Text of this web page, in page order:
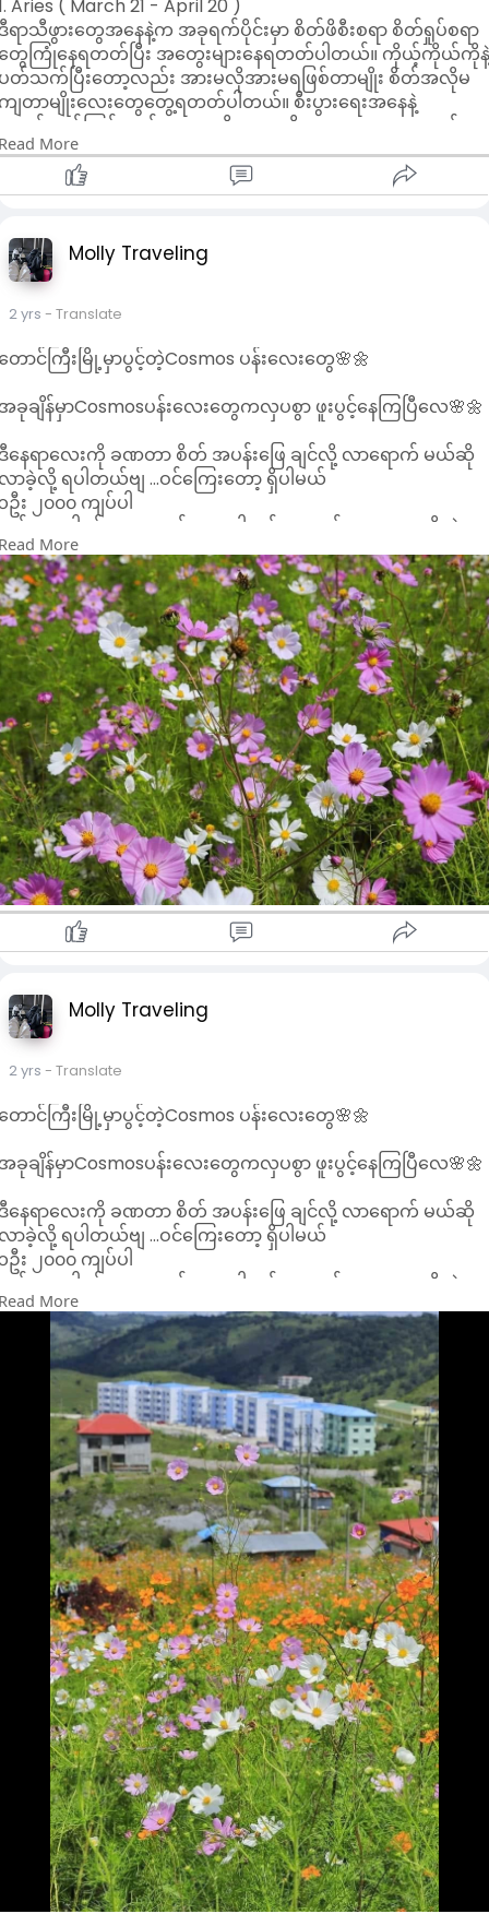
2.Taurus ( April 21 - May 20 )
ဒီရာသီဖွားတွေအနေနဲ့ အခုလက်တလောမှာ စိတ်မြန်
လက်မြန်လုပ်နေတတ်တာများပါလိမ့်မယ်။ တစ်ခုခု
အတွက် ကြိုစားရတဲ့အခါမျိုးမှာလည်း အရှိန်အဟုန်နဲ့
အနေနဲ့ ရွေးချယ်စရာတွေ ဆုံးဖြတ်ချက်ချရမှာမျိုး
တွေကြုံရနိုင်ပြီး အလုပ်နဲ့ပတ်သက်ပြီး တွေဝေနေ
ကောင်းမွန်ပြီး လမ်းပြကောင်းတွေ့ရပါလိမ့်မယ်။
ကျန်းမာရေးက ခန္ဓာကိုယ်အောက်ပိုင်းကိုပိုပြီး
သင့်အတင့်ဖြစ်ပြီး မျှော်လင့်ချက်တော့ အများကြီးမ
ဒီရာသီဖွားတွေအနေနဲ့ ယခုရက်ပိုင်းမှာစိတ်ထဲမွန်း
လည်းရှိပါလိမ့်မယ်။ ရည်မှန်းချက်တွေကို အပြောသာ
ရှိပြီး အလုပ်မပါသလိုဖြစ်နေတတ်ပါတယ်။ စီးပွါးရေး
အနေနဲ့ မိသားစုလုပ်ငန်းတွေအမွေတွေ မိမိရဲ့
အသိုင်းအဝိုင်းနဲ့ပတ်သက်ပြီး ငွေကြေးနဲ့ဆက်စပ်
ရတတ်ပါတယ်။ ပညာရေးကတော့ ကောင်းမွန်နေပြီး
စိတ်အပြောင်းအလဲမြန်တာလေးကိုတော့ သတိထားဖို့
လိုပါလိမ့်မယ်။ နှလုံးသားရေးရာမှာ အမျိုးသမီးများ
သတိထားရပါမယ်။ အဆင်မပြေ စကားများရတာ
မျိုးရှိတတ်ပါတယ်။
4.Cancer ( June 21 - July 22 )
ဒီရာသီဖွားတွေအနေနဲ့ အခုရက်ပိုင်းမှာ သတင်းထူး
တစ်ခုခုကြားရတတ်ပါတယ်။ လက်ရှိအခြေအနေနဲ့ မ
တူညီတဲ့ အတွေးအမြင်အသစ်တွေရလာနိုင်တာလည်း
တွေ့ရပါတယ်။ တစ်ဖက်မှာတော့ အလုပ်အကိုင်ပိုင်းမှာ
ပျင်းရိနေတတ်ပြီး စိတ်အတက်အကျမြန်နေတတ်ပါ
တယ်။ စီးပွါးရေးအနေနဲ့ အဆင်ပြေပြေရှိနေပြီး
ကြိုးစားရင်ကြိုးစားသလောက် အရာထင်ပါလိမ့်မယ်။
လုပ်နေတဲ့အလုပ်အကိုင်နဲ့လည်း သင့်တင့်မျှတမှုရှိပါ
လိမ့်မယ်။ ပညာရေးမှာ နိုင်ငံခြားကံကောင်းနေတတ်
ပေမယ့် ကိုယ်တိုင်ကကြိုးစားအားထုတ်မှုစိုက်ထုတ်ဖို့
တော့လိုပါလိမ့်မယ်။ ကျန်းမာရေးလည်း အသင့်အတ
မယ်။ နှလုံးသားရေးမှာတော့ နောင်တရစရာ၊
ပြုမူမိတတ်လို့ သတိထားစေချင်ပါတယ်။
5.Leo ( July 23 - August 22 )
ဒီရာသီဖွားတွေအနေနဲ့ အခုရက်ပိုင်းမှာပုံမှန်ထပ်ပိုပြီး
စိတ်ပင်ပန်းလူပင်ပန်းဖြစ်နေတတ်ပါတယ်။ အလုပ်မှာ
လည်း လိုတာထပ်ပိုပြီး အားစိုက်မိပြီး စိတ်ဖိစီးမှုများ
နေတတ်ပါတယ်။ စီးပွါးရေးနဲ့ ငွေကြေးမှာတော့
အဆင်ပြေပြေရှိနေပြီး အားထုတ်ရကျိုးနပ်ပါလိမ့်
မယ်။ ပညာရေးကံလည်းအထူးကောင်းမွန်နေပြီး
လိမ့်မယ်။ ကျန်းမာရေးကတော့ ကိုယ်လက်နာကျင်
တာတွေ ခြေထောက်နဲ့ အဆစ်အမြစ်တွေကို
သတိထားရပါမယ်။ နှလုံးသားရေးရာမှာတော့ ကိုယ်
ကလိုတာထပ်ပိုကောင်းပေးတဲ့အခါ အနိုင်ယူခြင်းခံ
ရတတ်တဲ့သဘောလေးတွေ့ရတာမို့ ဘက်ညီအောင်
ညှိနှိုင်းဖို့ သတိပေးချင်ပါတယ်။
6.Virgo ( August 23 - September 22 )
ဒီရာသီဖွားတွေအနေနဲ့ လက်တလောမှာ မိမိ
သဘောကျတဲ့သူ သို့မဟုတ် မိမိချစ်ခင်ရတဲ့လူတွေနဲ့
အဆင်ပြေပြေရှိချင်တဲ့ သဘောလေးတွေ့ရပါတယ်။
တစ်ဖက်မှာလည်း အဆင်မပြေတဲ့သူတွေနဲ့ မနာလိုသူ
တွေပေါနေတာတွေ့ရပါတယ်။ စီးပွါးရေးနဲ့ငွေကြေးက
အသင့်အတင့်ရှိနေပေမယ့် ပူလောင်ရတဲ့သဘောလေး
ပါနေတဲ့အတွက် ပင်ပန်းပြီး စိတ်ရှုပ်ရတာလေးတွေရှိ
နိုင်ပါတယ်။ ဆုံးဖြတ်ချက်ကချစရာလေးတွေပေါ်လာ
တဲ့အခါ တိကျပြတ်သားဖို့လိုအပ်ပြီး ရင်းနှီးမြှပ်နှံမှု
တွေကိုလည်း သတိပြုရပါမယ်။ ပညာရေးမှာ တစ်ဆ
င့်ချင်းကြိုးစားရမယ့် သဘောလေးတွေ့တာမို့ စိတ်မ
လောဖို့ ပြောချင်ပါတယ်။ ကျန်းမာရေးကိုတော့ ခါး
အပေါ်ပိုင်းတွေကိုပိုသတိထားရပါမယ်။ နှလုံးသား
ရေးရာမှာတော့ အထီးကျန်သလိုခံစားနေရတတ်ပြီး
လက်ရှိလက်တွဲဖော်ရှိသူတွေအတွက်တော့ စိတ်ပိုင်း
ဆိုင်ရာအတွေးများနေတတ်လို့ နှစ်ဦးနှစ်ဖက်
နားလည်မှုရှိဖို့လိုပါလိမ့်မယ်။
Aries ( March 21 - April 20 )
ရာသီဖွားတွေအနေနဲ့က အခုရက်ပိုင်းမှာ စိတ်ဖိစီးစရာ စိတ်ရှုပ်စရာ
ေကြုံနေရတတ်ပြီး အတွေးများနေရတတ်ပါတယ်။ ကိုယ့်ကိုယ်ကို
တ်သက်ပြီးတော့လည်း အားမလိုအားမရဖြစ်တာမျိုး စိတ်အလိုမ
ျတာမျိုးလေးတွေတွေ့ရတတ်ပါတယ်။ စီးပွားရေးအနေနဲ့
နည်းငယ်ကြပ်တည်းနေတာမျိုး ရစရာရှိတာလေးတွေက နှောင့်နှေး
ေတာမျိုး လုပ်ရင်လုပ်သလောက်မရတာမျိုးအခက်အခဲလေးတွေ
ြုံရတတ်ပေမယ့် ဖြေးဖြေးချင်းနဲ့မှပြေလည်လာနိုင်တာလေးကိုတွ
ပါတယ်။ ပညာရေးမှာ လမ်းပျောက်နေတာတွေခက်ခဲနေတာတွေရှိ
မယ်။ ကျန်းမာရေးအတွက် မတော်တဆထိခိုက်မိတာမျိုး ခြေလက်
ာကျင်ရတာမျိုးသတိထားရပါမယ်။ နှလုံးသားရေးရာမှာတော့ လက်
လော ကံခေနေတတ်ပါတယ်။
( April 21 - May 20 )
ရာသီဖွားတွေအနေနဲ့ အခုလက်တလောမှာ စိတ်မြန်လက်မြန်လုပ်နေ
တ်တာများပါလိမ့်မယ်။ တစ်ခုခုအတွက် ကြိုစားရတဲ့အခါမျိုးမှာ
ည်း အရှိန်အဟုန်နဲ့ ကြိုးစားကြတဲ့သဘောကိုတွေ့ရပါတယ်။ စီးပွါး
ေးအနေနဲ့ ရွေးချယ်စရာတွေ ဆုံးဖြတ်ချက်ချရမှာမျိုးတွေကြုံရနိုင်
ြီး အလုပ်နဲ့ပတ်သက်ပြီး တွေဝေနေတတ်ပါတယ်။ ပညာရေး
တော့ အသင့်အတင့်ကောင်းမွန်ပြီး လမ်းပြကောင်းတွေ့ရပါလိမ့်
ယ်။ ကျန်းမာရေးက ခန္ဓာကိုယ်အောက်ပိုင်းကိုပိုပြီး သတိပြုစေချင်
ါတယ်။ နှလုံးသားရေးရာကတော့ အသင့်အတင့်ဖြစ်ပြီး မျှော်လင့်
ျက်တော့ အများကြီးမထားဖို့ အကြံပေးချင်ပါတယ်။
( May 21 - June 20 )
ရာသီဖွားတွေအနေနဲ့ ယခုရက်ပိုင်းမှာစိတ်ထဲမွန်းကြပ်နေကြပြီး လု
လုပ်ရာလုပ်နေတဲ့သူအနည်းငယ်လည်းရှိပါလိမ့်မယ်။ ရည်မှန်းချက်
ေကို အပြောသာရှိပြီး အလုပ်မပါသလိုဖြစ်နေတတ်ပါတယ်။ စီးပွါး
ေးအနေနဲ့ မိသားစုလုပ်ငန်းတွေအမွေတွေ မိမိရဲ့အသိုင်းအဝိုင်းနဲ့
တ်သက်ပြီး ငွေကြေးနဲ့ဆက်စပ်ရတတ်ပါတယ်။ ပညာရေးကတော့
ောင်းမွန်နေပြီး စိတ်အပြောင်းအလဲမြန်တာလေးကိုတော့ သတိထာ
လိုပါလိမ့်မယ်။ နှလုံးသားရေးရာမှာ အမျိုးသမီးများ သတိထားရပါ
ယ်။ အဆင်မပြေ စကားများရတာမျိုးရှိတတ်ပါတယ်။
( June 21 - July 22 )
ရာသီဖွားတွေအနေနဲ့ အခုရက်ပိုင်းမှာ သတင်းထူးတစ်ခုခုကြား
တတ်ပါတယ်။ လက်ရှိအခြေအနေနဲ့ မတူညီတဲ့ အတွေးအမြင်
သစ်တွေရလာနိုင်တာလည်းတွေ့ရပါတယ်။ တစ်ဖက်မှာတော့
လုပ်အကိုင်ပိုင်းမှာ ပျင်းရိနေတတ်ပြီး စိတ်အတက်အကျမြန်နေ
ြိုးစားသလောက် အရာထင်ပါလိမ့်မယ်။ လုပ်နေတဲ့အလုပ်အကိုင်နဲ့
ည်း သင့်တင့်မျှတမှုရှိပါလိမ့်မယ်။ ပညာရေးမှာ နိုင်ငံခြား
ကောင်းနေတတ်ပေမယ့် ကိုယ်တိုင်ကကြိုးစားအားထုတ်မှု
က်ထုတ်ဖို့တော့လိုပါလိမ့်မယ်။ ကျန်းမာရေးလည်း အသင့်အတင့်ရှိ
ေပြီး ရောဂါအခံရှိရင်တော့ သတိထားဖို့လိုပါမယ်။ နှလုံးသားရေးမှာ
ော့ နောင်တရစရာ၊ လွမ်းဆွတ်စရာတွေကြုံလာရတတ်ပြီး လက်ရှိ
ဆင်ပြေတဲ့သူတွေအနေနဲ့လည်း စိတ်မြန်လက်မြန်ပြုမူမိတတ်လို့
တိထားစေချင်ပါတယ်။
( July 23 - August 22 )
ရာသီဖွားတွေအနေနဲ့ အခုရက်ပိုင်းမှာပုံမှန်ထပ်ပိုပြီး စိတ်ပင်ပန်းလူ
င်ပန်းဖြစ်နေတတ်ပါတယ်။ အလုပ်မှာလည်း လိုတာထပ်ပိုပြီး
ားစိုက်မိပြီး စိတ်ဖိစီးမှုများနေတတ်ပါတယ်။ စီးပွါးရေးနဲ့ ငွေကြေး
ာတော့ အဆင်ပြေပြေရှိနေပြီး အားထုတ်ရကျိုးနပ်ပါလိမ့်မယ်။
ညာရေးကံလည်းအထူးကောင်းမွန်နေပြီး သေချာအားစိုက်ပါက မိမိ
းတည်ရာကိုရောက်ရှိနိုင်ပါလိမ့်မယ်။ ကျန်းမာရေးကတော့ ကိုယ်
က်နာကျင်တာတွေ ခြေထောက်နဲ့ အဆစ်အမြစ်တွေကို သတိထားရ
ါမယ်။ နှလုံးသားရေးရာမှာတော့ ကိုယ်ကလိုတာထပ်ပိုကောင်းပေး
အခါ အနိုင်ယူခြင်းခံရတတ်တဲ့သဘောလေးတွေ့ရတာမို့ ဘက်ညီ
ောင်ညှိနှိုင်းဖို့ သတိပေးချင်ပါတယ်။
( August 23 - September 22 )
ရာသီဖွားတွေအနေနဲ့ လက်တလောမှာ မိမိသဘောကျတဲ့သူ
မဟုတ် မိမိချစ်ခင်ရတဲ့လူတွေနဲ့ အဆင်ပြေပြေရှိချင်တဲ့ သဘော
ေးတွေ့ရပါတယ်။ တစ်ဖက်မှာလည်း အဆင်မပြေတဲ့သူတွေနဲ့ မ
ာလိုသူတွေပေါနေတာတွေ့ရပါတယ်။ စီးပွါးရေးနဲ့ငွေကြေးက အသင့်
တင့်ရှိနေပေမယ့် ပူလောင်ရတဲ့သဘောလေးပါနေတဲ့အတွက်
င်ပန်းပြီး စိတ်ရှုပ်ရတာလေးတွေရှိနိုင်ပါတယ်။ ဆုံးဖြတ်ချက်ကချ
ရာလေးတွေပေါ်လာတဲ့အခါ တိကျပြတ်သားဖို့လိုအပ်ပြီး ရင်းနှီးမြှပ်
မှုတွေကိုလည်း သတိပြုရပါမယ်။ ပညာရေးမှာ တစ်ဆင့်ချင်း
ြိုးစားရမယ့် သဘောလေးတွေ့တာမို့ စိတ်မလောဖို့ ပြောချင်ပါ
ယ်။ ကျန်းမာရေးကိုတော့ ခါးအပေါ်ပိုင်းတွေကိုပိုသတိထားရပါ
ယ်။ နှလုံးသားရေးရာမှာတော့ အထီးကျန်သလိုခံစားနေရတတ်ပြီး
က်ရှိလက်တွဲဖော်ရှိသူတွေအတွက်တော့ စိတ်ပိုင်းဆိုင်ရာအတွေး
ျားနေတတ်လို့ နှစ်ဦးနှစ်ဖက်နားလည်မှုရှိဖို့လိုပါလိမ့်မယ်။
More
Molly Traveling
2 yrs - Translate
ောင်ကြီးမြို့မှာပွင့်တဲ့Cosmos ပန်းလေးတွေ🌸🌼
ခုချိန်မှာCosmosပန်းလေးတွေကလှပစွာ ဖူးပွင့်နေကြပြီလေ🌸🌼
နေရာလေးကို ခဏတာ စိတ် အပန်းဖြေ ချင်လို့ လာရောက် မယ်ဆို
ာခဲ့လို့ ရပါတယ်ဗျ ...ဝင်ကြေးတော့ ရှိပါမယ်
ဦး ၂၀၀၀ ကျပ်ပါ
င်မရာ ပါရင် ၅၀၀၀ ထပ်ပေးရပါမယ် ...ရောက်ဖူးသူ တွေ သိတဲ့
ေရာလေးပါ
လမ်းညွှန် ..စောစီ သံလမ်း ဂိတ်မှ ကား ၊ဆိုင်ကယ် တက်လို့ရပါ
ယ်
ေမောင်းတောင် ဘုန်းကြီးကျောင်း ဝန်းဖြတ် ဆင်းလာရင် ပန်းခင်း
လှ တွေ့ပါပြီ ဆိုင်ကယ်🛵🏍️ သီးသန့် တောင်ကြီး ဘူတာ ရှေ့က
က်ရင် ရပါတယ်ဗျ
More
Molly Traveling
2 yrs - Translate
ောင်ကြီးမြို့မှာပွင့်တဲ့Cosmos ပန်းလေးတွေ🌸🌼
ခုချိန်မှာCosmosပန်းလေးတွေကလှပစွာ ဖူးပွင့်နေကြပြီလေ🌸🌼
နေရာလေးကို ခဏတာ စိတ် အပန်းဖြေ ချင်လို့ လာရောက် မယ်ဆို
ာခဲ့လို့ ရပါတယ်ဗျ ...ဝင်ကြေးတော့ ရှိပါမယ်
ဦး ၂၀၀၀ ကျပ်ပါ
င်မရာ ပါရင် ၅၀၀၀ ထပ်ပေးရပါမယ် ...ရောက်ဖူးသူ တွေ သိတဲ့
ေရာလေးပါ
လမ်းညွှန် ..စောစီ သံလမ်း ဂိတ်မှ ကား ၊ဆိုင်ကယ် တက်လို့ရပါ
ေမောင်းတောင် ဘုန်းကြီးကျောင်း ဝန်းဖြတ် ဆင်းလာရင် ပန်းခင်း
လှ တွေ့ပါပြီ ဆိုင်ကယ်🛵🏍️ သီးသန့် တောင်ကြီး ဘူတာ ရှေ့က
က်ရင် ရပါတယ်ဗျ
More